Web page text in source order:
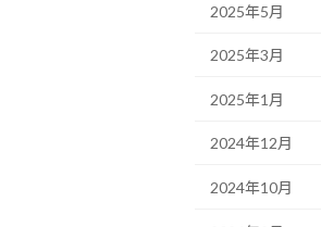
2025年5月
2025年3月
2025年1月
2024年12月
2024年10月